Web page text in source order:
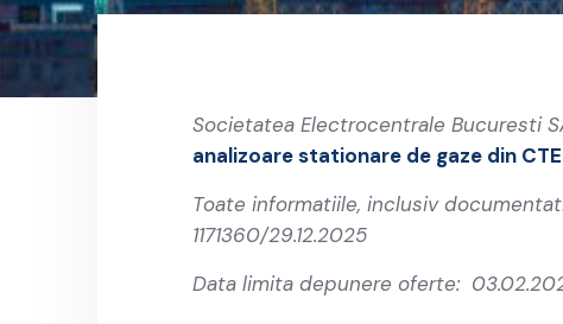
Societatea Electrocentrale Bucuresti
analizoare stationare de gaze din
Toate informatiile, inclusiv
1171360/29.12.2025
Data limita depunere oferte: